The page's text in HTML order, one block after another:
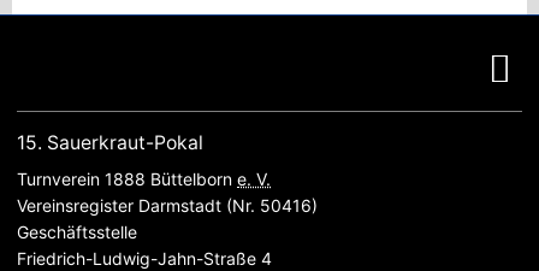
15. Sauerkraut-Pokal
Turnverein 1888 Büttelborn e. V.
Vereinsregister Darmstadt (Nr. 50416)
Geschäftsstelle
Friedrich-Ludwig-Jahn-Straße 4